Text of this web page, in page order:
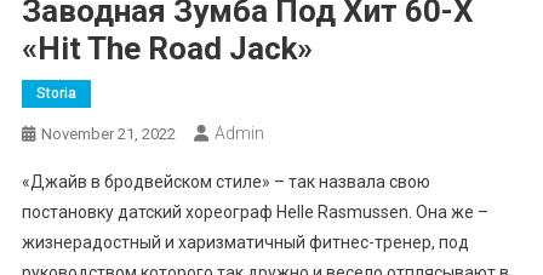
Заводная Зумба Под Хит 60-Х
«Hit The Road Jack»
Storia
November 21, 2022 Admin
«Джайв в бродвейском стиле» – так назвала свою
постановку датский хореограф Helle Rasmussen. Она же –
жизнерадостный и харизматичный фитнес-тренер, под